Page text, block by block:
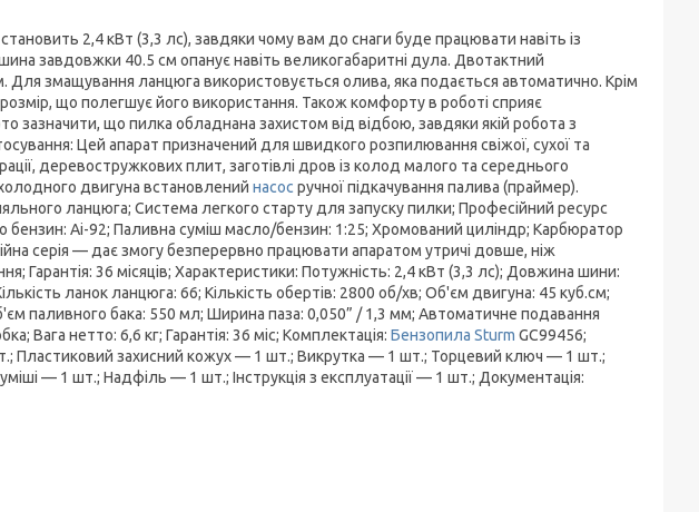
2,4 кВт (3,3 лс), завдяки чому вам до снаги буде працювати навіть із
завдовжки 40.5 см опанує навіть великогабаритні дула. Двотактний
змащування ланцюга використовується олива, яка подається автоматично. Крім
розмір, що полегшує його використання. Також комфорту в роботі сприяє
зазначити, що пилка обладнана захистом від відбою, завдяки якій робота з
Цей апарат призначений для швидкого розпилювання свіжої, сухої та
деревостружкових плит, заготівлі дров із колод малого та середнього
двигуна встановлений насосручної підкачування палива (праймер).
ланцюга; Система легкого старту для запуску пилки; Професійний ресурс
Аі-92; Паливна суміш масло/бензин: 1:25; Хромований циліндр; Карбюратор
серія — дає змогу безперервно працювати апаратом утричі довше, ніж
Гарантія: 36 місяців; Характеристики: Потужність: 2,4 кВт (3,3 лс); Довжина шини:
ланок ланцюга: 66; Кількість обертів: 2800 об/хв; Об'єм двигуна: 45 куб.см;
паливного бака: 550 мл; Ширина паза: 0,050” / 1,3 мм; Автоматичне подавання
Вага нетто: 6,6 кг; Гарантія: 36 міс; Комплектація: Бензопила Sturm GC99456;
захисний кожух — 1 шт.; Викрутка — 1 шт.; Торцевий ключ — 1 шт.;
— 1 шт.; Надфіль — 1 шт.; Інструкція з експлуатації — 1 шт.; Документація: